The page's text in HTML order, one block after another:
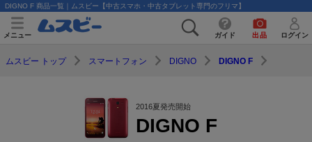
DIGNO F 商品一覧｜ムスビー【中古スマホ・中古タブレット専門のフリマ】
メニュー ガイド 出品 ログイン
ムスビー トップ スマートフォン DIGNO DIGNO F
2016夏発売開始
DIGNO F